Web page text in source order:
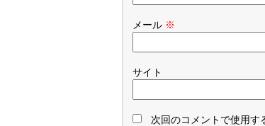
メール ※
サイト
次回のコメントで使用す